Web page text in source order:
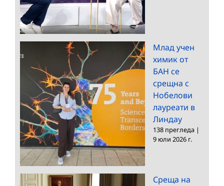
Млад учен
химик от
БАН се
срещна с
Нобелови
лауреати в
Линдау
138 прегледа |
9 юли 2026 г.
Среща на